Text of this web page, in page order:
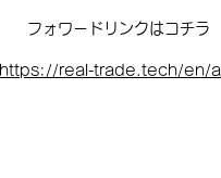
フォワードリンクはコチラ
https://real-trade.tech/en/